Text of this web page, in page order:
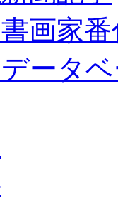
画家
ータ